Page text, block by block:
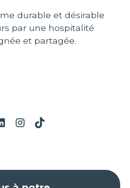
durable et désirable
par une hospitalité
et partagée.